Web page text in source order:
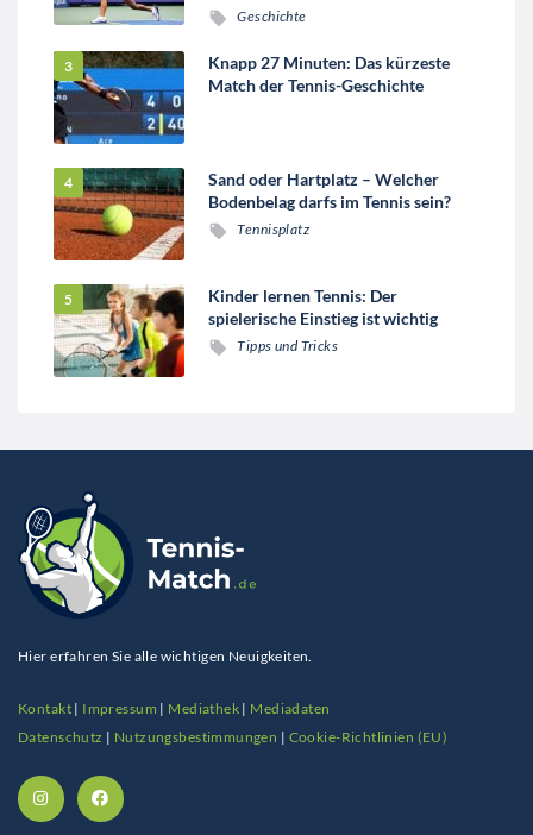
Geschichte
Knapp 27 Minuten: Das kürzeste
Match der Tennis-Geschichte
Sand oder Hartplatz – Welcher
Bodenbelag darfs im Tennis sein?
Tennisplatz
Kinder lernen Tennis: Der
spielerische Einstieg ist wichtig
Tipps und Tricks
Hier erfahren Sie alle wichtigen Neuigkeiten.
Kontakt| Impressum | Mediathek | Mediadaten
Datenschutz | Nutzungsbestimmungen | Cookie-Richtlinien (EU)